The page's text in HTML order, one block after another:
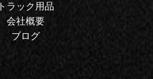
トラック用品
会社概要
ブログ